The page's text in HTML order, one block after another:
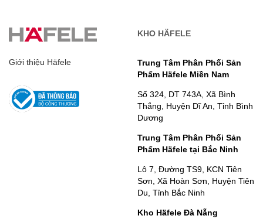
Giới thiệu Häfele
KHO HÄFELE
Trung Tâm Phân Phối Sản
Phẩm Häfele Miền Nam
Số 324, DT 743A, Xã Bình
Thắng, Huyện Dĩ An, Tỉnh Bình
Dương
Trung Tâm Phân Phối Sản
Phẩm Häfele tại Bắc Ninh
Lô 7, Đường TS9, KCN Tiên
Sơn, Xã Hoàn Sơn, Huyện Tiên
Du, Tỉnh Bắc Ninh
Kho Häfele Đà Nẵng